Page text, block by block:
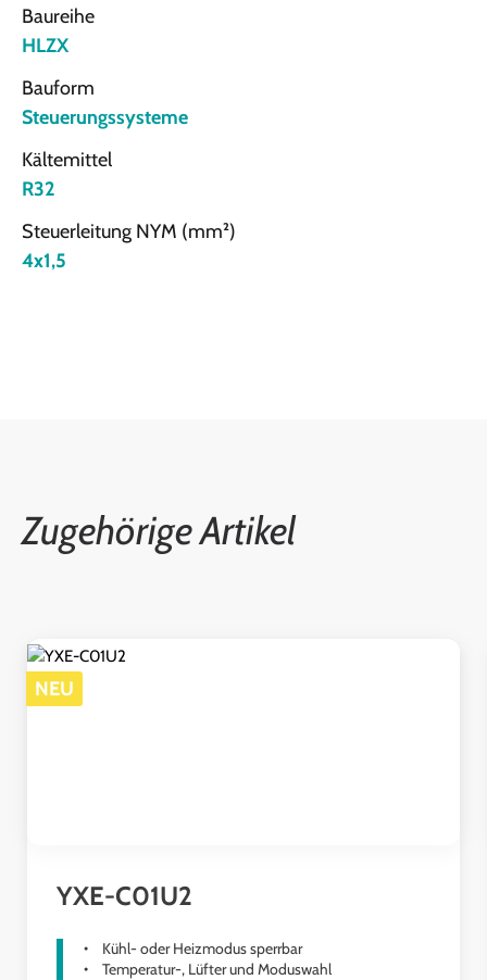
Baureihe
HLZX
Bauform
Steuerungssysteme
Kältemittel
R32
Steuerleitung NYM (mm²)
4x1,5
Zugehörige Artikel
NEU
YXE-C01U2
Kühl- oder Heizmodus sperrbar
Temperatur-, Lüfter und Moduswahl